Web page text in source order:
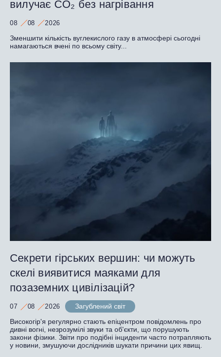
вилучає CO₂ без нагрівання
08 08 2026
Зменшити кількість вуглекислого газу в атмосфері сьогодні
намагаються вчені по всьому світу...
Секрети гірських вершин: чи можуть
скелі виявитися маяками для
позаземних цивілізацій?
07 08 2026
Загублений світ
Високогір'я регулярно стають епіцентром повідомлень про
дивні вогні, незрозумілі звуки та об'єкти, що порушують
закони фізики. Звіти про подібні інциденти часто потрапляють
у новини, змушуючи дослідників шукати причини цих явищ.